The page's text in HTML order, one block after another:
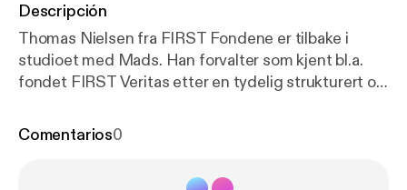
Descripción
Thomas Nielsen fra FIRST Fondene er tilbake i
studioet med Mads. Han forvalter som kjent bl.a.
fondet FIRST Veritas etter en tydelig strukturert og
Mads over fondenes utvikling den siste tiden og
Comentarios0